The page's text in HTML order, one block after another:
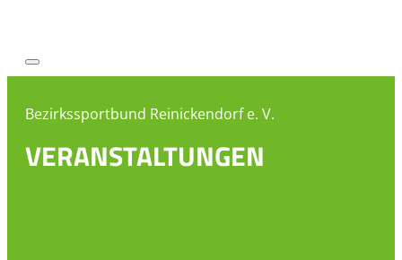
Bezirkssportbund Reinickendorf e. V.
VERANSTALTUNGEN